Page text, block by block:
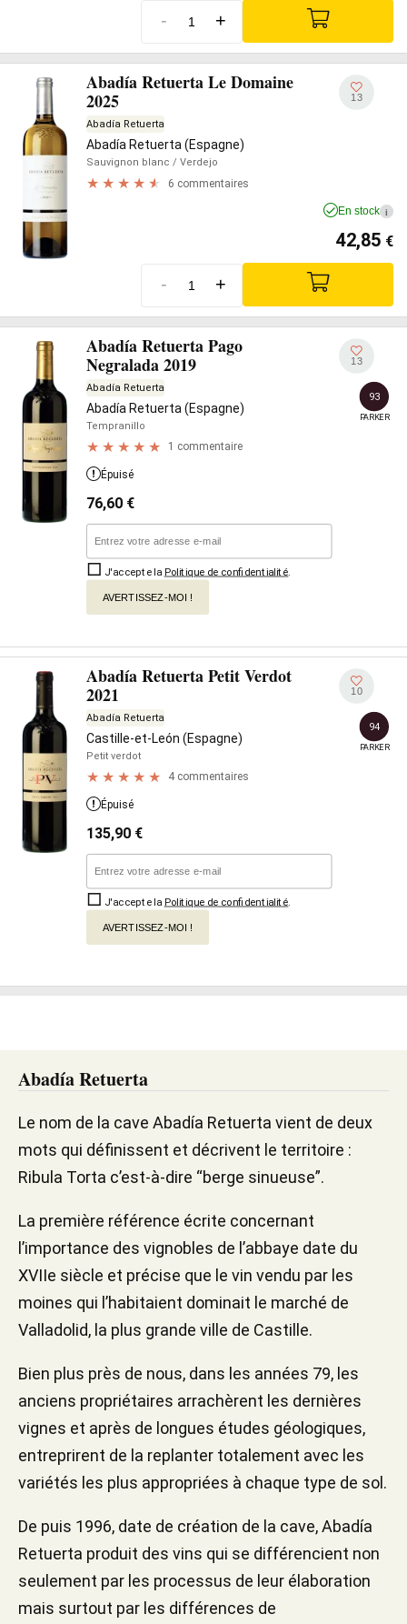
- +
Abadía Retuerta Le Domaine
2025
Abadía Retuerta
Abadía Retuerta (Espagne)
Sauvignon blanc / Verdejo
6 commentaires
13
En stock i
42,85 €
- +
Abadía Retuerta Pago
Negralada 2019
Abadía Retuerta
Abadía Retuerta (Espagne)
Tempranillo
1 commentaire
13
93
PARKER
Épuisé
76,60 €
J'accepte la Politique de confidentialité
AVERTISSEZ-MOI !
Abadía Retuerta Petit Verdot
2021
Abadía Retuerta
Castille-et-León (Espagne)
Petit verdot
4 commentaires
10
94
PARKER
Épuisé
135,90 €
J'accepte la Politique de confidentialité
AVERTISSEZ-MOI !
Abadía Retuerta
Le nom de la cave Abadía Retuerta vient de deux
mots qui définissent et décrivent le territoire :
Ribula Torta c’est-à-dire “berge sinueuse”.
La première référence écrite concernant
l’importance des vignobles de l’abbaye date du
XVIIe siècle et précise que le vin vendu par les
moines qui l’habitaient dominait le marché de
Valladolid, la plus grande ville de Castille.
Bien plus près de nous, dans les années 79, les
anciens propriétaires arrachèrent les dernières
vignes et après de longues études géologiques,
entreprirent de la replanter totalement avec les
variétés les plus appropriées à chaque type de sol.
De puis 1996, date de création de la cave, Abadía
Retuerta produit des vins qui se différencient non
seulement par les processus de leur élaboration
mais surtout par les différences de